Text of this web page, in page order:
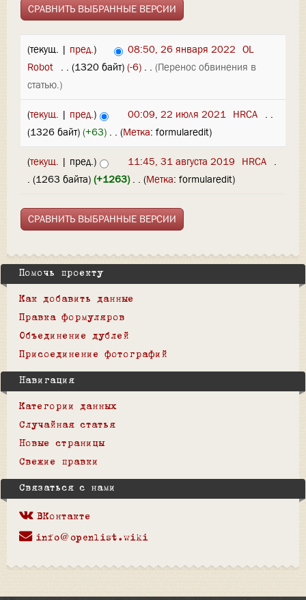
(текущ. | пред.) 08:50, 26 января 2022 OL
Robot . . (1320 байт) (-6) . . (Перенос обвинения в
статью.)
(текущ. | пред.) 00:09, 22 июля 2021 HRCA . .
(1326 байт) (+63) . . (Метка: formularedit)
(текущ. | пред.) 11:45, 31 августа 2019 HRCA .
. (1263 байта) (+1263)‎ . . (Метка: formularedit)
Помочь проекту
Как добавить данные
Правка формуляров
Объединение дублей
Присоединение фотографий
Навигация
Категории данных
Случайная статья
Новые страницы
Свежие правки
Связаться с нами
ВКонтакте
info@openlist.wiki